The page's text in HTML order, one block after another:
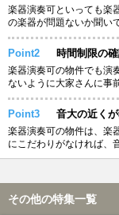
楽器演奏可といっても楽
の楽器が問題ないか聞い
Point2 時間制限の
楽器演奏可の物件でも演
ないように大家さんに事
Point3 音大の近くが
楽器演奏可の物件は、楽
にこだわりがなければ、
その他の特集一覧